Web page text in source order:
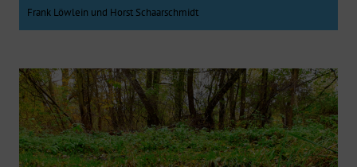
Frank Löwlein und Horst Schaarschmidt